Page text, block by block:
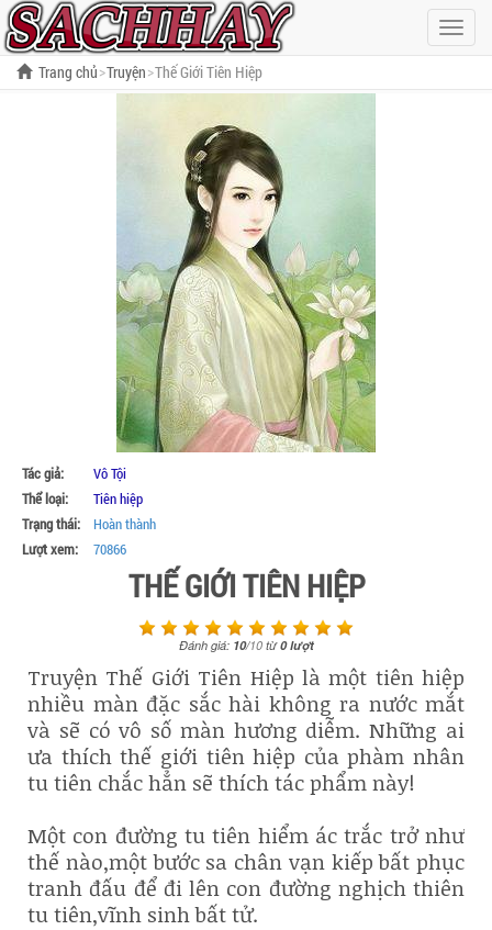
Hiện
menu
Trang chủ Truyện Thế Giới Tiên Hiệp
Tác giả:
Vô Tội
Thể loại:
Tiên hiệp
Trạng thái:
Hoàn thành
Lượt xem:
70866
THẾ GIỚI TIÊN HIỆP
Đánh giá: 10/10từ0lượt
Truyện Thế Giới Tiên Hiệp là một tiên hiệp
nhiều màn đặc sắc hài không ra nước mắt
và sẽ có vô số màn hương diễm. Những ai
ưa thích thế giới tiên hiệp của phàm nhân
tu tiên chắc hẳn sẽ thích tác phẩm này!
Một con đường tu tiên hiểm ác trắc trở như
thế nào,một bước sa chân vạn kiếp bất phục
tranh đấu để đi lên con đường nghịch thiên
tu tiên,vĩnh sinh bất tử.